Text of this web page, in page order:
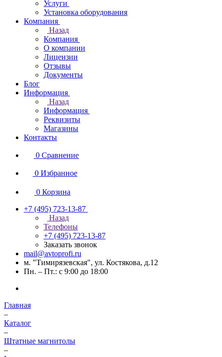
Услуги
Установка оборудования
Компания
Назад
Компания
О компании
Лицензии
Отзывы
Документы
Блог
Информация
Назад
Информация
Реквизиты
Магазины
Контакты
0 Сравнение
0 Избранное
0 Корзина
+7 (495) 723-13-87
Назад
Телефоны
+7 (495) 723-13-87
Заказать звонок
mail@avtoprofi.ru
м. "Тимирязевская", ул. Костякова, д.12
Пн. – Пт.: с 9:00 до 18:00
Главная
–
Каталог
–
Штатные магнитолы
–